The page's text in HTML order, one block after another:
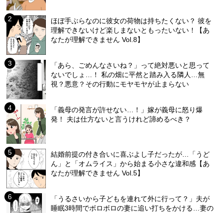
ほぼ手ぶらなのに彼女の荷物は持ちたくない？ 彼を
理解できないけど楽しまないともったいない！【あ
なたが理解できません Vol.8】
「あら、ごめんなさいね？」って絶対悪いと思って
ないでしょ…！ 私の畑に平然と踏み入る隣人…無
視？悪意？その行動にモヤモヤが止まらない
「義母の発言が許せない…！」嫁が義母に怒り爆
発！ 夫は仕方ないと言うけれど諦めるべき？
結婚前提の付き合いに喜ぶよし子だったが…「うど
ん」と「オムライス」から始まる小さな違和感【あ
なたが理解できません Vol.5】
「うるさいから子どもを連れて外に行って？」夫が
睡眠3時間でボロボロの妻に追い打ちをかける…妻の